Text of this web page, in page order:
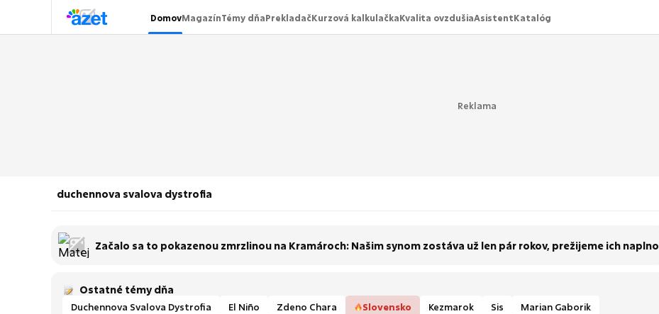
DomovMagazínTémy dňaPrekladačKurzová kalkulačkaKvalita ovzdušiaAsistentKatalóg
duchennova svalova dystrofia
Začalo sa to pokazenou zmrzlinou na Kramároch: Našim synom zostáva už len pár rokov, prežijeme ich naplno
Ostatné témy dňa
Duchennova Svalova Dystrofia El Niño Zdeno Chara Slovensko Kezmarok Sis
Marian Gaborik